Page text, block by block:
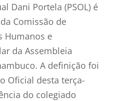
Dani Portela (PSOL) é
Comissão de
Humanos e
da Assembleia
A definição foi
Oficial desta terça-
do colegiado